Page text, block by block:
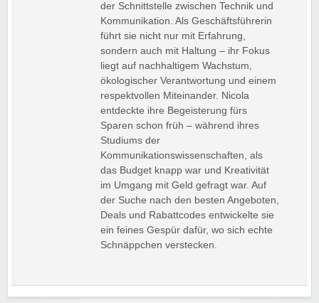
der Schnittstelle zwischen Technik und
Kommunikation. Als Geschäftsführerin
führt sie nicht nur mit Erfahrung,
sondern auch mit Haltung – ihr Fokus
liegt auf nachhaltigem Wachstum,
ökologischer Verantwortung und einem
respektvollen Miteinander. Nicola
entdeckte ihre Begeisterung fürs
Sparen schon früh – während ihres
Studiums der
Kommunikationswissenschaften, als
das Budget knapp war und Kreativität
im Umgang mit Geld gefragt war. Auf
der Suche nach den besten Angeboten,
Deals und Rabattcodes entwickelte sie
ein feines Gespür dafür, wo sich echte
Schnäppchen verstecken.